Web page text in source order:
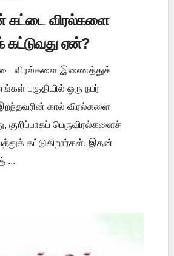
கட்டை விரல்களை
ஏன்?
விரல்களை இணைத்துக்
பகுதியில் ஒரு நபர்
கால் விரல்களை
குறிப்பாகப் பெருவிரல்களைச்
கட்டுகிறார்கள். இதன்
...